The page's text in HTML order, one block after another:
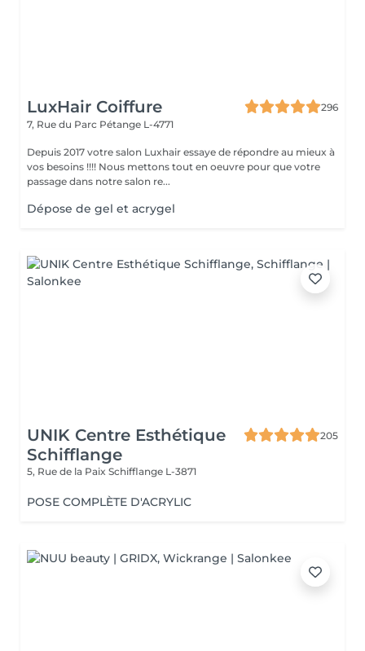
LuxHair Coiffure
296
7, Rue du Parc Pétange L-4771
Depuis 2017 votre salon Luxhair essaye de répondre au mieux à
vos besoins !!!! Nous mettons tout en oeuvre pour que votre
passage dans notre salon re...
Dépose de gel et acrygel
UNIK Centre Esthétique
Schifflange
205
5, Rue de la Paix Schifflange L-3871
POSE COMPLÈTE D'ACRYLIC